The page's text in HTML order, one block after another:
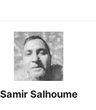
Samir Salhoume